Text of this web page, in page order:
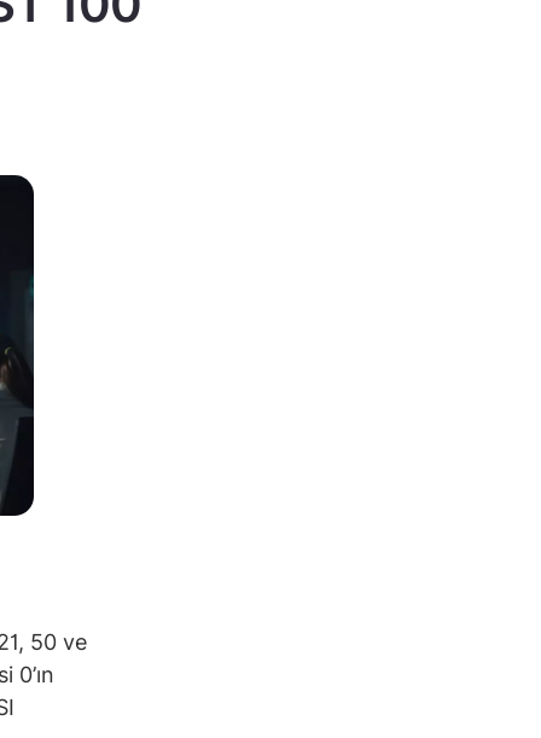
50 ve
0’ın